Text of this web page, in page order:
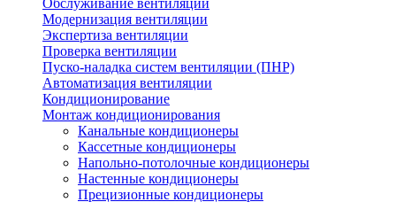
Обслуживание вентиляции
Модернизация вентиляции
Экспертиза вентиляции
Проверка вентиляции
Пуско-наладка систем вентиляции (ПНР)
Автоматизация вентиляции
Кондиционирование
Монтаж кондиционирования
Канальные кондиционеры
Кассетные кондиционеры
Напольно-потолочные кондиционеры
Настенные кондиционеры
Прецизионные кондиционеры